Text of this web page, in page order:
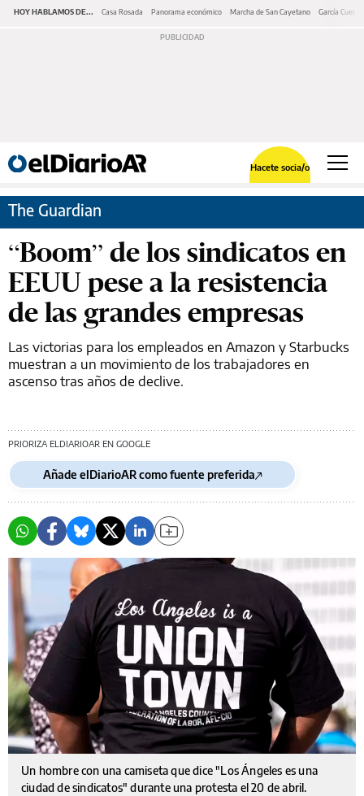
HOY HABLAMOS DE... Casa Rosada Panorama económico Marcha de San Cayetano García Cuerva
Hacete socia/o
The Guardian
“Boom” de los sindicatos en
EEUU pese a la resistencia
de las grandes empresas
Las victorias para los empleados en Amazon y Starbucks
muestran a un movimiento de los trabajadores en
ascenso tras años de declive.
PRIORIZA ELDIARIOAR EN GOOGLE
Añade elDiarioAR como fuente preferida
Un hombre con una camiseta que dice "Los Ángeles es una
ciudad de sindicatos" durante una protesta el 20 de abril.